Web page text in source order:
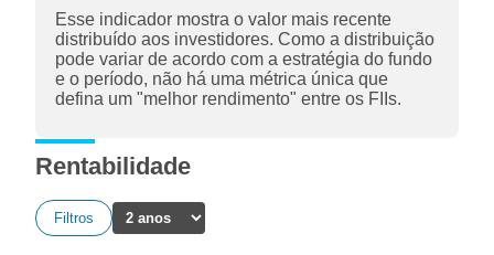
Esse indicador mostra o valor mais recente
distribuído aos investidores. Como a distribuição
pode variar de acordo com a estratégia do fundo
e o período, não há uma métrica única que
defina um "melhor rendimento" entre os FIIs.
Rentabilidade
Filtros